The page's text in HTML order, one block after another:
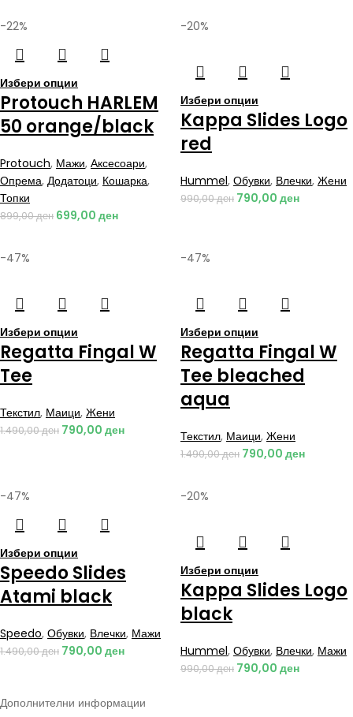
-22%
Избери опции
Protouch HARLEM
50 orange/black
Protouch, Мажи, Аксесоари,
Опрема, Додатоци, Кошарка,
Топки
899,00ден 699,00 ден
-20%
Избери опции
Kappa Slides Logo
red
Hummel, Обувки, Влечки, Жени
990,00ден 790,00 ден
-47%
Избери опции
Regatta Fingal W
Tee
Текстил, Маици, Жени
1.490,00ден 790,00 ден
-47%
Избери опции
Regatta Fingal W
Tee bleached
aqua
Текстил, Маици, Жени
1.490,00ден 790,00 ден
-47%
Избери опции
Speedo Slides
Atami black
Speedo, Обувки, Влечки, Мажи
1.490,00ден 790,00 ден
-20%
Избери опции
Kappa Slides Logo
black
Hummel, Обувки, Влечки, Мажи
990,00ден 790,00 ден
Дополнителни информации